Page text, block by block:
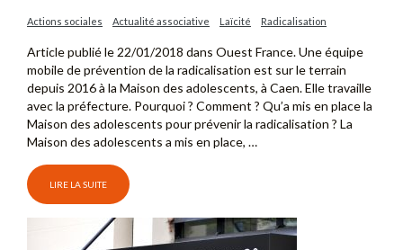
Actions sociales Actualité associative Laïcité Radicalisation
Article publié le 22/01/2018 dans Ouest France. Une équipe
mobile de prévention de la radicalisation est sur le terrain
depuis 2016 à la Maison des adolescents, à Caen. Elle travaille
avec la préfecture. Pourquoi ? Comment ? Qu’a mis en place la
Maison des adolescents pour prévenir la radicalisation ? La
Maison des adolescents a mis en place, …
LIRE LA SUITE